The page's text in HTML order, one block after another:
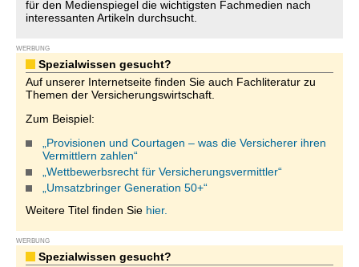
für den Medienspiegel die wichtigsten Fachmedien nach
interessanten Artikeln durchsucht.
WERBUNG
Spezialwissen gesucht?
Auf unserer Internetseite finden Sie auch Fachliteratur zu
Themen der Versicherungswirtschaft.
Zum Beispiel:
„Provisionen und Courtagen – was die Versicherer ihren
Vermittlern zahlen“
„Wettbewerbsrecht für Versicherungsvermittler“
„Umsatzbringer Generation 50+“
Weitere Titel finden Sie hier.
WERBUNG
Spezialwissen gesucht?